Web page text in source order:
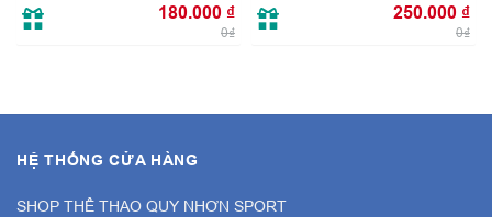
180.000 ₫
0₫
250.000 ₫
0₫
HỆ THỐNG CỬA HÀNG
SHOP THỂ THAO QUY NHƠN SPORT